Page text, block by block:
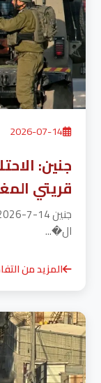
2026-07-14
قريتي
ال�...
المزيد من